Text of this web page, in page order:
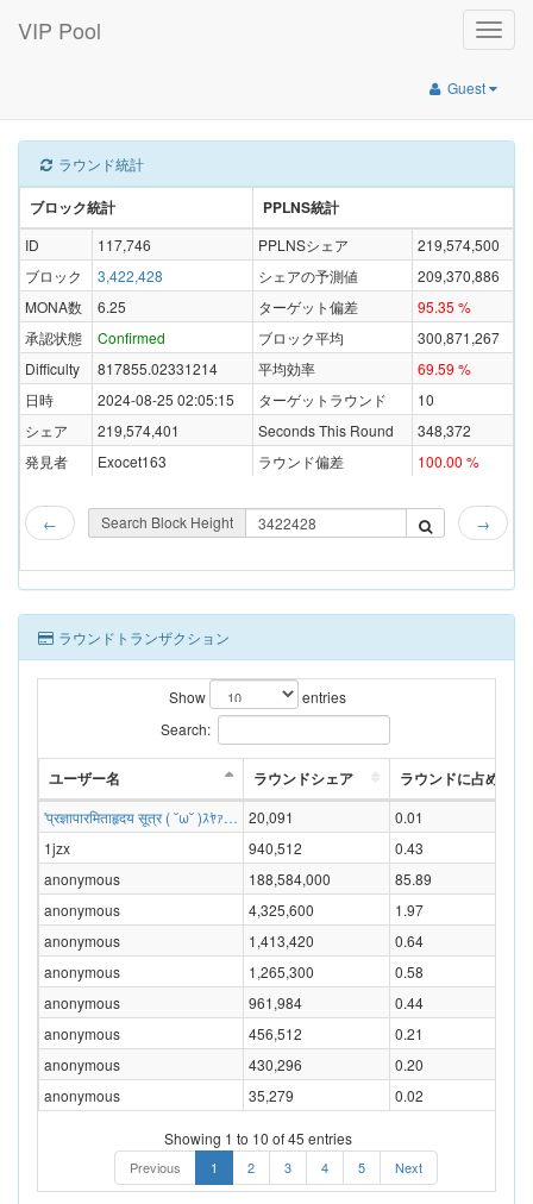
Toggle
VIP Pool
Guest
ラウンド統計
ブロック統計 PPLNS統計
ID 117,746 PPLNSシェア
219,574,500
ブロック
3,422,428 シェアの予測値
209,370,886
MONA数
6.25 ターゲット偏差
95.35 %
承認状態
Confirmed ブロック平均
300,871,267
Difficulty
817855.02331214 平均効率
69.59 %
日時
2024-08-25 02:05:15 ターゲットラウンド
10
シェア
219,574,401 Seconds This Round
348,372
発見者
Exocet163 ラウンド偏差 100.00 %
← Search Block Height →
ラウンドトランザクション
Show
entries
Search:
ユーザー名 ラウンドシェア ラウンドに占める割
'प्रज्ञापारमिताहृदय सूत्र ( ˘ω˘ )ｽﾔｧ… 20,091
0.01
1jzx
940,512
0.43
anonymous
188,584,000
85.89
anonymous
4,325,600
1.97
anonymous
1,413,420
0.64
anonymous
1,265,300
0.58
anonymous
961,984
0.44
anonymous
456,512
0.21
anonymous
430,296
0.20
anonymous
35,279 0.02
Showing 1 to 10 of 45 entries
Previous 1 2 3 4 5 Next